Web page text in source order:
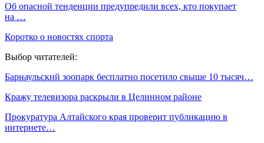
Об опасной тенденции предупредили всех, кто покупает
на …
Коротко о новостях спорта
Выбор читателей:
Барнаульский зоопарк бесплатно посетило свыше 10 тысяч…
Кражу телевизора раскрыли в Целинном районе
Прокуратура Алтайского края проверит публикацию в
интернете…